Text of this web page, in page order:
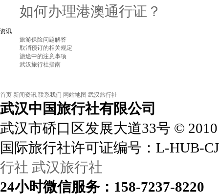
如何办理港澳通行证？
资讯
旅游保险问题解答
取消预订的相关规定
旅途中的注意事项
武汉旅行社指南
首页 新闻资讯 联系我们 网站地图 武汉旅行社
武汉中国旅行社有限公司
武汉市硚口区发展大道33号 ©
国际旅行社许可证编号：L-HUB-
行社 武汉旅行社
24小时微信服务：158-7237-8220